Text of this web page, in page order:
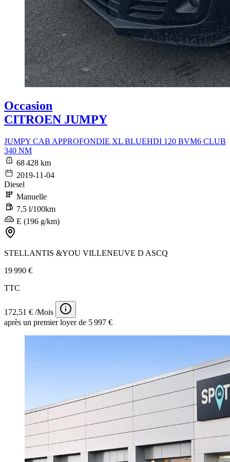
Occasion
CITROEN JUMPY
JUMPY CAB APPROFONDIE XL BLUEHDI 120 BVM6 CLUB
340 NM
68 428 km
2019-11-04
Diesel
Manuelle
7,5 l/100km
E (196 g/km)
STELLANTIS &YOU VILLENEUVE D ASCQ
19 990 €
TTC
172,51 € /Mois
après un premier loyer de 5 997 €